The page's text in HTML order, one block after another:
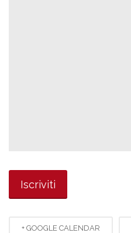
+ GOOGLE CALENDAR